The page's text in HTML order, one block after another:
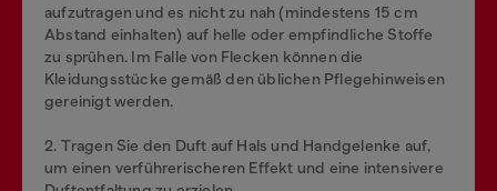
aufzutragen und es nicht zu nah (mindestens 15 cm
Abstand einhalten) auf helle oder empfindliche Stoffe
zu sprühen. Im Falle von Flecken können die
Kleidungsstücke gemäß den üblichen Pflegehinweisen
gereinigt werden.
2. Tragen Sie den Duft auf Hals und Handgelenke auf,
um einen verführerischeren Effekt und eine intensivere